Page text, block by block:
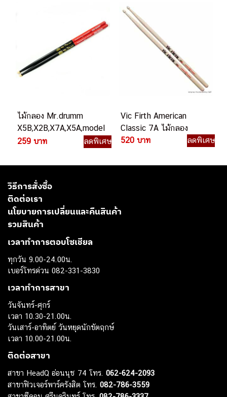
ไม้กลอง Mr.drumm
X5B,X2B,X7A,X5A,model
Rock
259 บาท ลดพิเศษ
Vic Firth American
Classic 7A ไม้กลอง
520 บาท
ลดพิเศษ
วิธีการสั่งซื้อ
ติดต่อเรา
นโยบายการเปลี่ยนและคืนสินค้า
รวมสินค้า
เวลาทำการตอบโซเชียล
ทุกวัน 9.00-24.00น.
เบอร์โทรด่วน 082-331-3830
เวลาทำการสาขา
วันจันทร์-ศุกร์
เวลา 10.30-21.00น.
วันเสาร์-อาทิตย์ วันหยุดนักขัตฤกษ์
เวลา 10.00-21.00น.
ติดต่อสาขา
สาขา HeadQ อ่อนนุช 74 โทร. 062-624-2093
สาขาฟิวเจอร์พาร์ครังสิต โทร. 082-786-3559